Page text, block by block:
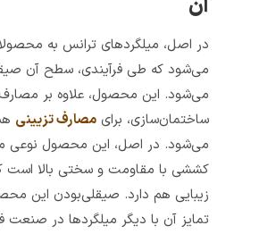
در اصل، میلگردهای ترانس به محصولاتی گفته
می‌شود که طی فرآیندی، سطح آن صیقل داده
می‌شود. این محصول، علاوه بر مصارف
ساختمان‌سازی، برایمصارف تزیینیهم استفاده
می‌شود. در اصل، این محصول نوعی میلگرد
کششی با مقاومت و سختی بالا است که ظاهر
زیبایی هم دارد. صیقلی‌بودن این محصول، وجه
تمایز آن با دیگر میلگردها در صنعت فولاد است.